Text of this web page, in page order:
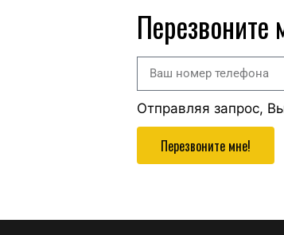
Отправляя запрос,
Перезвоните мне!